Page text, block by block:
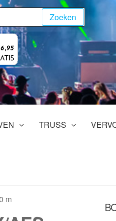
Zoeken
TRUSS
m